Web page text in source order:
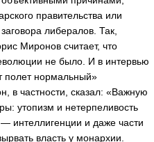
правительства или
либералов. Так,
Миронов считает, что
не было. И в интервью
полет нормальный»
в частности, сказал: «Важную
утопизм и нетерпеливость
интеллигенции и даже части
власть у монархии.